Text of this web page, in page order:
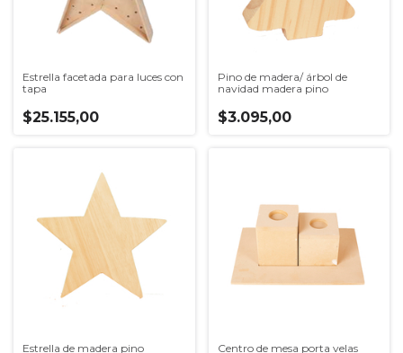
Estrella facetada para luces con
tapa
$25.155,00
Pino de madera/ árbol de
navidad madera pino
$3.095,00
Estrella de madera pino Centro de mesa porta velas